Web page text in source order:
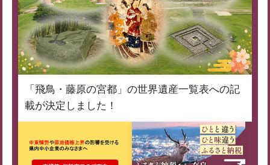
「飛鳥・藤原の宮都」の世界遺産一覧表への記
載が決定しました！